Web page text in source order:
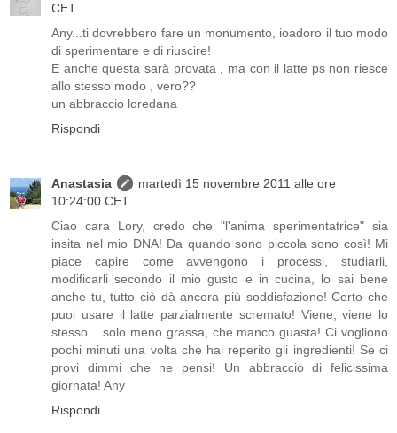
CET
Any...ti dovrebbero fare un monumento, ioadoro il tuo modo
di sperimentare e di riuscire!
E anche questa sarà provata , ma con il latte ps non riesce
allo stesso modo , vero??
un abbraccio loredana
Rispondi
Anastasia
martedì 15 novembre 2011 alle ore
10:24:00 CET
Ciao cara Lory, credo che "l'anima sperimentatrice" sia
insita nel mio DNA! Da quando sono piccola sono così! Mi
piace capire come avvengono i processi, studiarli,
modificarli secondo il mio gusto e in cucina, lo sai bene
anche tu, tutto ciò dà ancora più soddisfazione! Certo che
puoi usare il latte parzialmente scremato! Viene, viene lo
stesso... solo meno grassa, che manco guasta! Ci vogliono
pochi minuti una volta che hai reperito gli ingredienti! Se ci
provi dimmi che ne pensi! Un abbraccio di felicissima
giornata! Any
Rispondi